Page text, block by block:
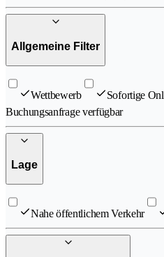
Allgemeine Filter
Wettbewerb Sofortige
Buchungsanfrage verfügbar
Lage
Nahe öffentlichem Verkehr